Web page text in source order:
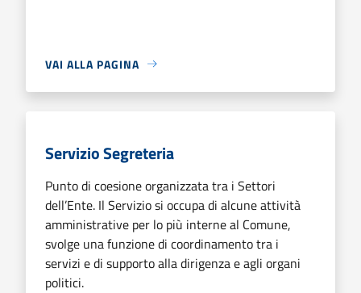
VAI ALLA PAGINA
Servizio Segreteria
Punto di coesione organizzata tra i Settori
dell’Ente. Il Servizio si occupa di alcune attività
amministrative per lo più interne al Comune,
svolge una funzione di coordinamento tra i
servizi e di supporto alla dirigenza e agli organi
politici.